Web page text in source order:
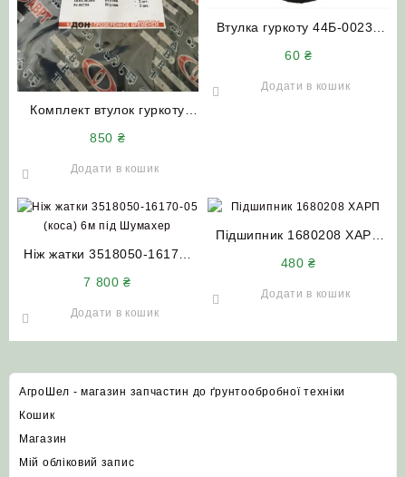
Комплект втулок гуркоту
850 ₴
Додати в кошик
Втулка гуркоту 44Б-00239
60₴
Додати в кошик
Ніж жатки 3518050-16170-
7 800₴
Додати в кошик
Підшипник 1680208 ХАРП
480₴
Додати в кошик
АгроШел - магазин запчастин до ґрунтообробної техніки
Кошик
Магазин
Мій обліковий запис